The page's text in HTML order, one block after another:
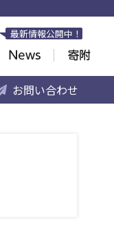
最新情報公開中！
お問い合わせ